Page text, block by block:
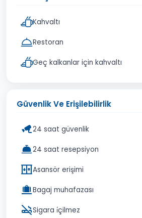
Kahvaltı
Restoran
Geç kalkanlar için kahvaltı
Güvenlik Ve Erişilebilirlik
24 saat güvenlik
24 saat resepsiyon
Asansör erişimi
Bagaj muhafazası
Sigara i̇çilmez